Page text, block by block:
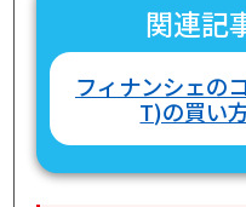
関連記
フィナンシェの
T)の買い